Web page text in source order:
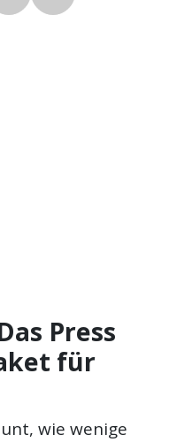
Press
für
wie wenige